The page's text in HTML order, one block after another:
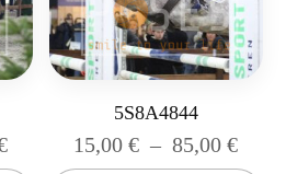
5S8A4844
15,00€ – 85,00€